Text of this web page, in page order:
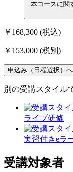
本コースに関
￥168,300 (税込)
￥153,000 (税別)
申込み（日程選択）
別の受講スタイル
ライブ研修
実習付きeラ
受講対象者